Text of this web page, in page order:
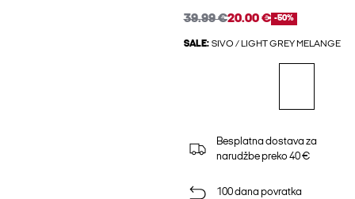
39.99 €20.00 € -50%
SALE: SIVO / LIGHT GREY MELANGE
Besplatna dostava za
narudžbe preko 40 €
100 dana povratka